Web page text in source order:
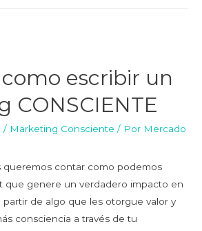
escribir un
CONSCIENTE
/ Marketing Consciente / Por Mercado
queremos contar como podemos
que genere un verdadero impacto en
partir de algo que les otorgue valor y
consciencia a través de tu